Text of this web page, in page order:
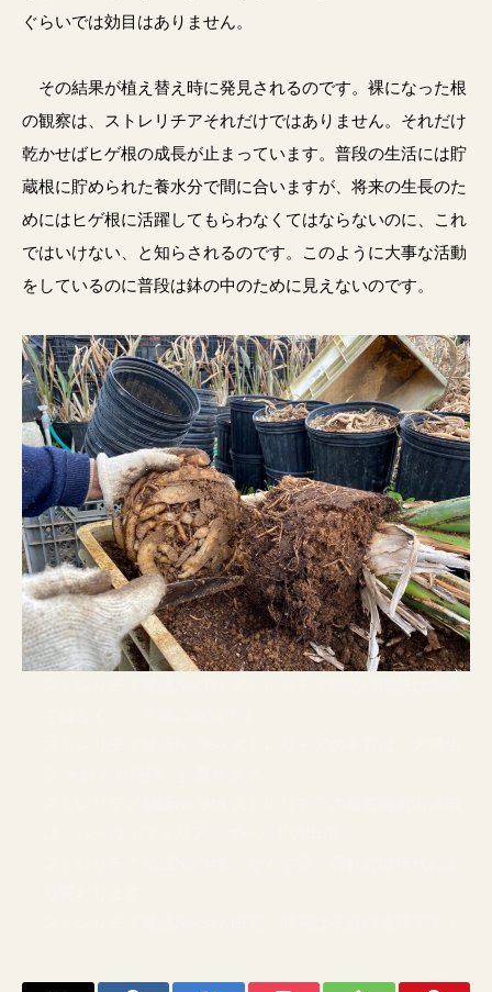
ぐらいでは効目はありません。
その結果が植え替え時に発見されるのです。裸になった根
の観察は、ストレリチアそれだけではありません。それだけ
乾かせばヒゲ根の成長が止まっています。普段の生活には貯
蔵根に貯められた養水分で間に合いますが、将来の生長のた
めにはヒゲ根に活躍してもらわなくてはならないのに、これ
ではいけない、と知らされるのです。このように大事な活動
をしているのに普段は鉢の中のために見えないのです。